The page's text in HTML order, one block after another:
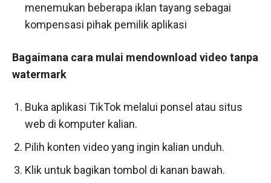
menemukan beberapa iklan tayang sebagai
kompensasi pihak pemilik aplikasi
Bagaimana cara mulai mendownload video tanpa
watermark
Buka aplikasi TikTok melalui ponsel atau situs
web di komputer kalian.
Pilih konten video yang ingin kalian unduh.
Klik untuk bagikan tombol di kanan bawah.